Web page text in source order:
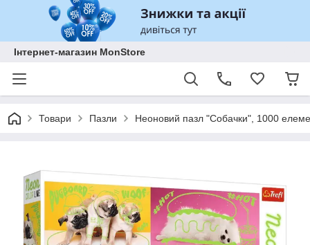
Інтернет-магазин MonStore
Товари Пазли Неоновий пазл "Собачки", 1000